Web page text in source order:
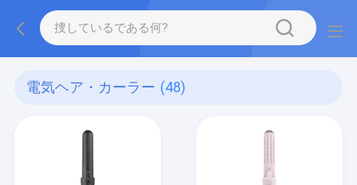
電気ヘア・カーラー (48)